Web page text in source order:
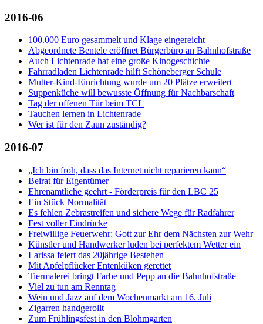
2016-06
100.000 Euro gesammelt und Klage eingereicht
Abgeordnete Bentele eröffnet Bürgerbüro an Bahnhofstraße
Auch Lichtenrade hat eine große Kinogeschichte
Fahrradladen Lichtenrade hilft Schöneberger Schule
Mutter-Kind-Einrichtung wurde um 20 Plätze erweitert
Suppenküche will bewusste Öffnung für Nachbarschaft
Tag der offenen Tür beim TCL
Tauchen lernen in Lichtenrade
Wer ist für den Zaun zuständig?
2016-07
„Ich bin froh, dass das Internet nicht reparieren kann“
Beirat für Eigentümer
Ehrenamtliche geehrt - Förderpreis für den LBC 25
Ein Stück Normalität
Es fehlen Zebrastreifen und sichere Wege für Radfahrer
Fest voller Eindrücke
Freiwillige Feuerwehr: Gott zur Ehr dem Nächsten zur Wehr
Künstler und Handwerker luden bei perfektem Wetter ein
Larissa feiert das 20jährige Bestehen
Mit Apfelpflücker Entenküken gerettet
Tiermalerei bringt Farbe und Pepp an die Bahnhofstraße
Viel zu tun am Renntag
Wein und Jazz auf dem Wochenmarkt am 16. Juli
Zigarren handgerollt
Zum Frühlingsfest in den Blohmgarten